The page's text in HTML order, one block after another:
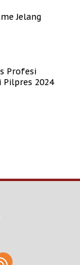
Jelang
Profesi
Pilpres 2024